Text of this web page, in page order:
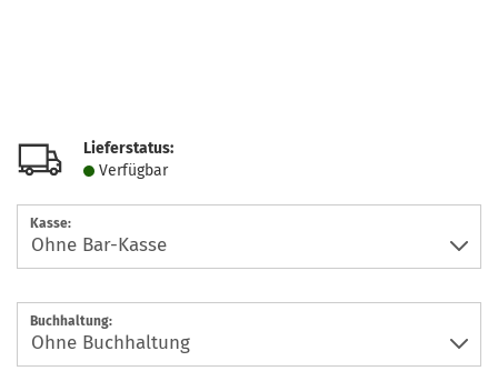
Lieferstatus:
Verfügbar
Kasse:
Buchhaltung: